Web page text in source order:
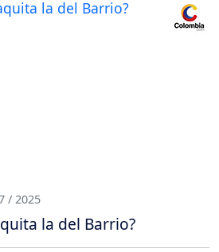
/ 2025
la del Barrio?